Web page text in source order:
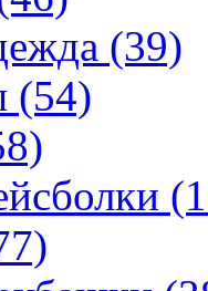
(39)
(54)